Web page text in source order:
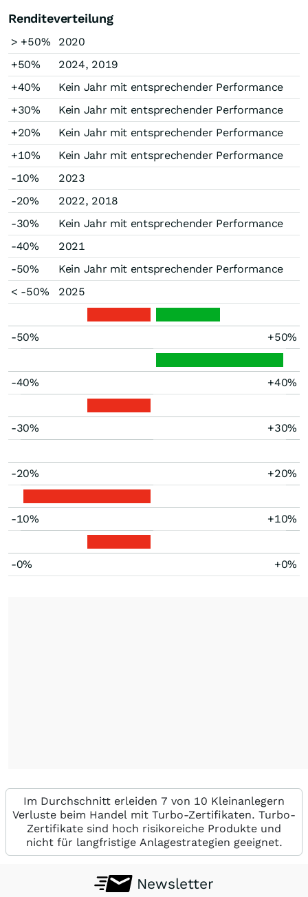
Renditeverteilung
> +50%
2020
+50%
2024, 2019
+40%
Kein Jahr mit entsprechender Performance
+30%
Kein Jahr mit entsprechender Performance
+20%
Kein Jahr mit entsprechender Performance
+10%
Kein Jahr mit entsprechender Performance
-10%
2023
-20%
2022, 2018
-30%
Kein Jahr mit entsprechender Performance
-40%
2021
-50%
Kein Jahr mit entsprechender Performance
< -50%
2025
-50% +50%
-40% +40%
-30% +30%
-20% +20%
-10% +10%
-0% +0%
Im Durchschnitt erleiden 7 von 10 Kleinanlegern
Verluste beim Handel mit Turbo-Zertifikaten. Turbo-
Zertifikate sind hoch risikoreiche Produkte und
nicht für langfristige Anlagestrategien geeignet.
Newsletter